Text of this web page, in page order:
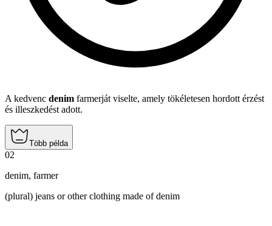
A kedvenc denim farmerját viselte, amely tökéletesen hordott érzést
és illeszkedést adott.
Több példa
02
denim, farmer
(plural) jeans or other clothing made of denim